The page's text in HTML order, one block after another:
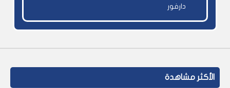
دارفور
الأكثر مشاهدة